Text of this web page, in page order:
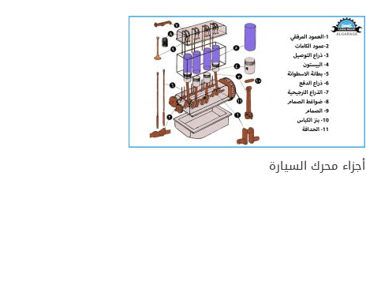
أجزاء محرك السيارة